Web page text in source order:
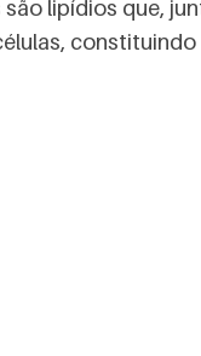
lipídios que,